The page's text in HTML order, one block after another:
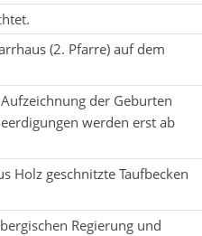
(2. Pfarre) auf dem
der Geburten
werden erst ab
Holz geschnitzte Taufbecken
Regierung und